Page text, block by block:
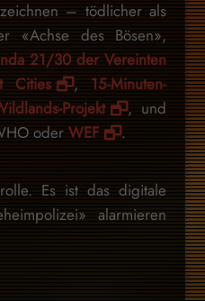
– tödlicher als
«Achse des Bösen»,
21/30 der Vereinten
Cities , 15-Minuten-
Projekt
, und
oder WEF .
Es ist das digitale
alarmieren